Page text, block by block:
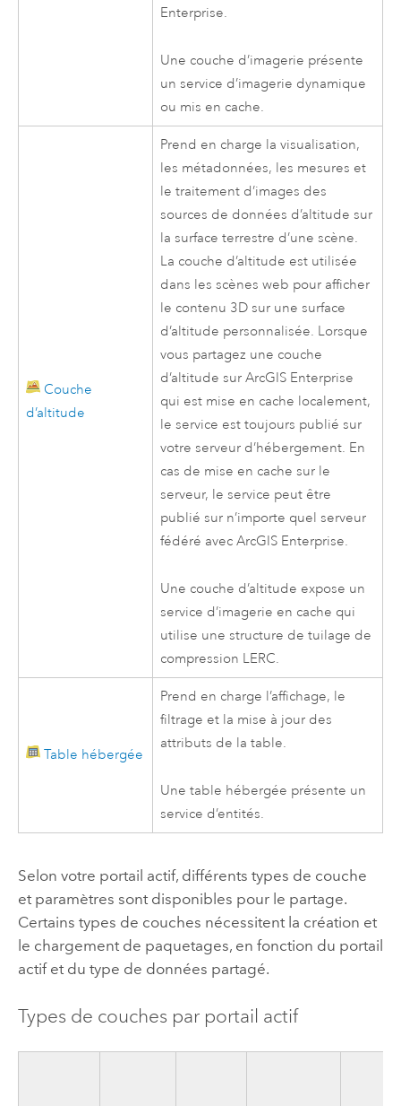
Enterprise.
Une couche d’imagerie présente
un service d’imagerie dynamique
ou mis en cache.
Couche
d’altitude
Prend en charge la visualisation,
les métadonnées, les mesures et
le traitement d’images des
sources de données d’altitude sur
la surface terrestre d’une scène.
La couche d’altitude est utilisée
dans les scènes web pour afficher
le contenu 3D sur une surface
d’altitude personnalisée. Lorsque
vous partagez une couche
d’altitude surArcGIS Enterprise
qui est mise en cache localement,
le service est toujours publié sur
votre serveur d’hébergement. En
cas de mise en cache sur le
serveur, le service peut être
publié sur n’importe quel serveur
fédéré avecArcGIS Enterprise.
Une couche d’altitude expose un
service d’imagerie en cache qui
utilise une structure de tuilage de
compression LERC.
Table hébergée
Prend en charge l’affichage, le
filtrage et la mise à jour des
attributs de la table.
Une table hébergée présente un
service d’entités.
Selon votre portail actif, différents types de couche
et paramètres sont disponibles pour le partage.
Certains types de couches nécessitent la création et
le chargement de paquetages, en fonction du portail
actif et du type de données partagé.
Types de couches par portail actif